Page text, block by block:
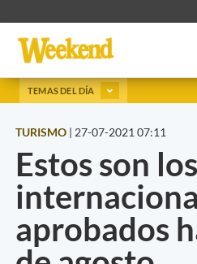
TEMAS DEL DÍA
TURISMO | 27-07-2021 07:11
Estos son
aprobados